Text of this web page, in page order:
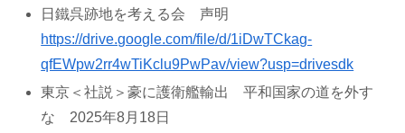
日鐵呉跡地を考える会 声明
https://drive.google.com/file/d/1iDwTCkag-
qfEWpw2rr4wTiKclu9PwPav/view?usp=drivesdk
東京＜社説＞豪に護衛艦輸出 平和国家の道を外す
な 2025年8月18日